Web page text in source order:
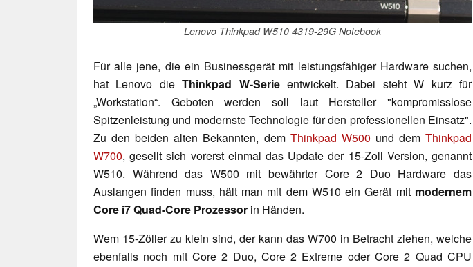
Lenovo Thinkpad W510 4319-29G Notebook
Für alle jene, die ein Businessgerät mit leistungsfähiger Hardware suchen,
hat Lenovo dieThinkpad W-Serieentwickelt. Dabei steht W kurz für
„Workstation“. Geboten werden soll laut Hersteller "kompromisslose
Spitzenleistung und modernste Technologie für den professionellen Einsatz".
Zu den beiden alten Bekannten, dem Thinkpad W500 und demThinkpad
W700, gesellt sich vorerst einmal das Update der 15-Zoll Version, genannt
W510. Während das W500 mit bewährter Core 2 Duo Hardware das
Auslangen finden muss, hält man mit dem W510 ein Gerät mit modernem
Core i7 Quad-Core Prozessor in Händen.
Wem 15-Zöller zu klein sind, der kann das W700 in Betracht ziehen, welche
ebenfalls noch mit Core 2 Duo, Core 2 Extreme oder Core 2 Quad CPU